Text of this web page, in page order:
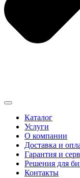
Каталог
Услуги
О компании
Доставка и
Гарантия и
Решения для
Контакты